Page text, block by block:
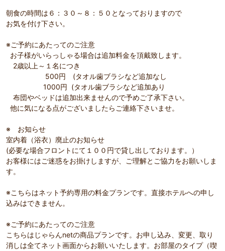
朝食の時間は６：３０～８：５０となっておりますので
お気を付け下さい。
※ご予約にあたってのご注意
お子様がいらっしゃる場合は追加料金を頂戴致します。
2歳以上～１名につき
500円 (タオル歯ブラシなど追加なし
1000円 (タオル歯ブラシなど追加あり
布団やベッドは追加出来ませんので予めご了承下さい。
他に気になる点がございましたらご連絡下さいませ。
※ お知らせ
室内着（浴衣）廃止のお知らせ
(必要な場合フロントにて１００円で貸し出しております。）
お客様にはご迷惑をお掛けしますが、ご理解とご協力をお願いしま
す。
※こちらはネット予約専用の料金プランです。直接ホテルへの申し
込みはできません。
※ご予約にあたってのご注意
こちらはじゃらんnetの商品プランです。お申し込み、変更、取り
消しは全てネット画面からお願いいたします。お部屋のタイプ（喫